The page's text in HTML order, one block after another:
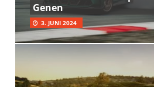
Genen
3. JUNI 2024